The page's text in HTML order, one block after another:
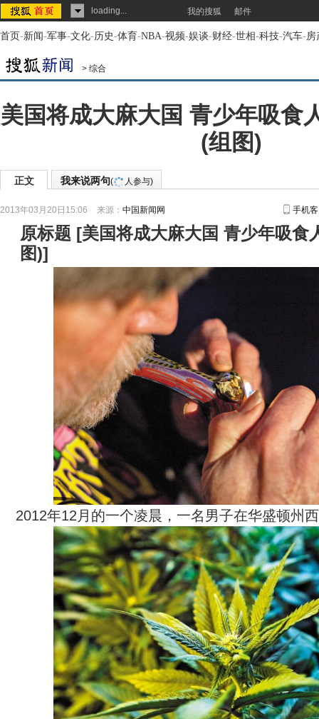
loading... 我的搜狐 邮件
首页-新闻-军事-文化-历史-体育-NBA-视频-娱谈-财经-世相-科技-汽车-房
> 综合
美国将成大麻大国 青少年吸食
(组图)
正文 我来说两句( 人参与)
2013年03月20日15:06 来源： 中国新闻网 手机
原标题 [美国将成大麻大国 青少年吸食
图)]
2012年12月的一个凌晨，一名男子在华盛顿州